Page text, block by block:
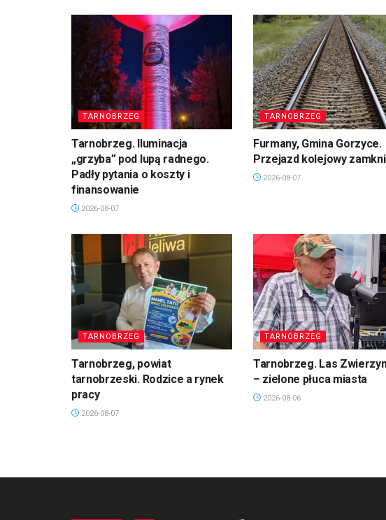
TARNOBRZEG
Tarnobrzeg. Iluminacja
„grzyba” pod lupą radnego.
Padły pytania o koszty i
finansowanie
2026-08-07
TARNOBRZEG
Furmany, Gmina Gorzyce.
Przejazd kolejowy
2026-08-07
TARNOBRZEG
Tarnobrzeg, powiat
tarnobrzeski. Rodzice a rynek
pracy
2026-08-07
TARNOBRZEG
Tarnobrzeg. Las
– zielone płuca miasta
2026-08-06